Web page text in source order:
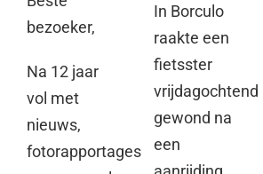
bezoeker,
Na 12 jaar
vol met
nieuws,
fotorapportages
In Borculo
raakte een
fietsster
vrijdagochtend
gewond na
een